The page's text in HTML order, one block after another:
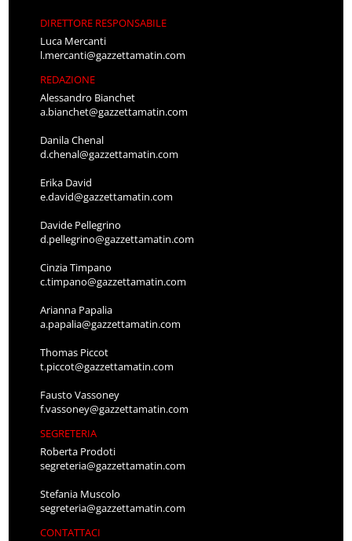
DIRETTORE RESPONSABILE
Luca Mercanti
l.mercanti@gazzettamatin.com
REDAZIONE
Alessandro Bianchet
a.bianchet@gazzettamatin.com
Danila Chenal
d.chenal@gazzettamatin.com
Erika David
e.david@gazzettamatin.com
Davide Pellegrino
d.pellegrino@gazzettamatin.com
Cinzia Timpano
c.timpano@gazzettamatin.com
Arianna Papalia
a.papalia@gazzettamatin.com
Thomas Piccot
t.piccot@gazzettamatin.com
Fausto Vassoney
f.vassoney@gazzettamatin.com
SEGRETERIA
Roberta Prodoti
segreteria@gazzettamatin.com
Stefania Muscolo
segreteria@gazzettamatin.com
CONTATTACI